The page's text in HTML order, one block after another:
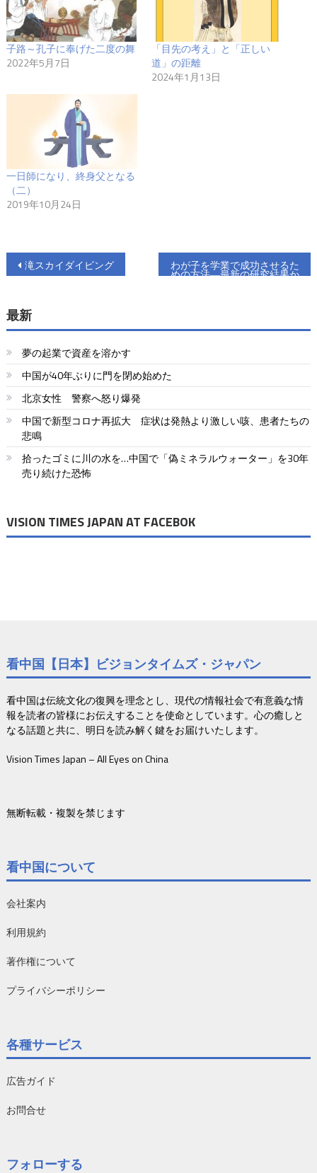
子路～孔子に奉げた二度の舞
2022年5月7日
「目先の考え」と「正しい
道」の距離
2024年1月13日
一日師になり、終身父となる
（二）
2019年10月24日
投
ナ
ビ
ゲ
ー
シ
ョ
ン
滝スカイダイビング わが子を学業で成功させるた
めの方法―最新の研究結果か
最新
夢の起業で資産を溶かす
中国が40年ぶりに門を閉め始めた
北京女性 警察へ怒り爆発
中国で新型コロナ再拡大 症状は発熱より激しい咳、患者たちの
悲鳴
拾ったゴミに川の水を…中国で「偽ミネラルウォーター」を30年
売り続けた恐怖
VISION TIMES JAPAN AT FACEBOK
看中国【日本】ビジョンタイムズ・ジャパン
看中国は伝統文化の復興を理念とし、現代の情報社会で有意義な情
報を読者の皆様にお伝えすることを使命としています。心の癒しと
なる話題と共に、明日を読み解く鍵をお届けいたします。
Vision Times Japan – All Eyes on China
無断転載・複製を禁じます
看中国について
会社案内
利用規約
著作権について
プライバシーポリシー
各種サービス
広告ガイド
お問合せ
フォローする